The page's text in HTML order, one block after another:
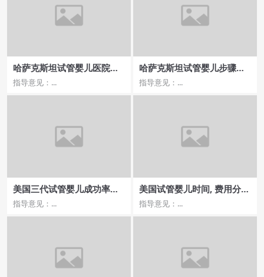
哈萨克斯坦试管婴儿医院费
用性价比
指导意见：...
哈萨克斯坦试管婴儿步骤详
解，多次停胎如何应对
指导意见：...
美国三代试管婴儿成功率攻
略，如何提高成功率
指导意见：...
美国试管婴儿时间, 费用分析
与经济预算攻略
指导意见：...